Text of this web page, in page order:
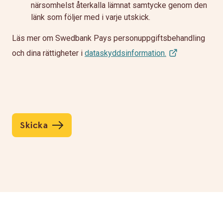
närsomhelst återkalla lämnat samtycke genom den
länk som följer med i varje utskick.
Läs mer om Swedbank Pays personuppgiftsbehandling
och dina rättigheter i dataskyddsinformation.
Skicka